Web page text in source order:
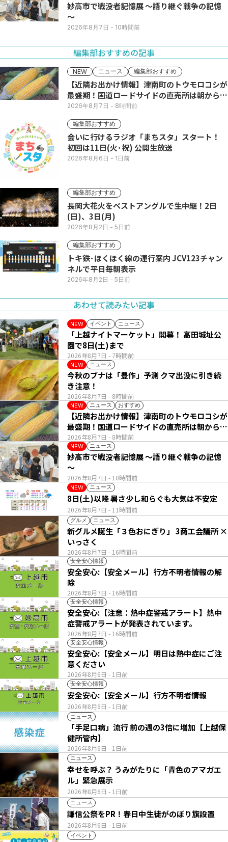
妙高市で戦没者記憶展 ～語り継ぐ戦争の記憶
～
2026年8月7日 - 10時間前
編集部おすすめの記事
NEW ニュース 編集部おすすめ
【近隣お出かけ情報】津南町のトウモロコシが
最盛期！国道ロードサイドの直売所は朝から長
い列
2026年8月7日 - 8時間前
編集部おすすめ
会いに行けるラジオ「まちスタ」スタート！
初回は11日(火･祝) 公開生放送
2026年8月6日 - 1日前
編集部おすすめ
長岡大花火をベストアングルで生中継！2日
(日)、3日(月)
2026年8月2日 - 5日前
編集部おすすめ
トキ鉄･ほくほく線の運行案内 JCV123チャン
ネルで平日毎朝表示
2026年8月2日 - 5日前
あわせて読みたい記事
NEW イベント ニュース
2026年8月7日 - 7時間前
「上越ナイトマーケット」開幕！ 高田城址公
園で8日(土)まで
NEW ニュース
2026年8月7日 - 8時間前
今秋のブナは「豊作」予測 クマ出没に引き続
き注意！
NEW ニュース おすすめ
2026年8月7日 - 8時間前
【近隣お出かけ情報】津南町のトウモロコシが
最盛期！国道ロードサイドの直売所は朝から長
い列
NEW ニュース
2026年8月7日 - 10時間前
妙高市で戦没者記憶展 ～語り継ぐ戦争の記憶
～
NEW ニュース
2026年8月7日 - 11時間前
8日(土)以降 暑さ少し和らぐも大気は不安定
グルメ ニュース
2026年8月7日 - 16時間前
新グルメ誕生「３色おにぎり」 3商工会議所 ×
いっさく
安全安心情報
2026年8月7日 - 16時間前
安全安心:【安全メール】行方不明者情報の解
除
安全安心情報
2026年8月7日 - 16時間前
安全安心:【注意：熱中症警戒アラート】熱中
症警戒アラートが発表されています。
安全安心情報
2026年8月6日 - 1日前
安全安心:【安全メール】明日は熱中症にご注
意ください
安全安心情報
2026年8月6日 - 1日前
安全安心:【安全メール】行方不明者情報
ニュース
2026年8月6日 - 1日前
「手足口病」流行 前の週の3倍に増加【上越保
健所管内】
ニュース
2026年8月6日 - 1日前
幸せを呼ぶ？ うみがたりに「青色のアマガエ
ル」緊急展示
ニュース
2026年8月6日 - 1日前
謙信公祭をPR！春日中生徒がのぼり旗設置
イベント